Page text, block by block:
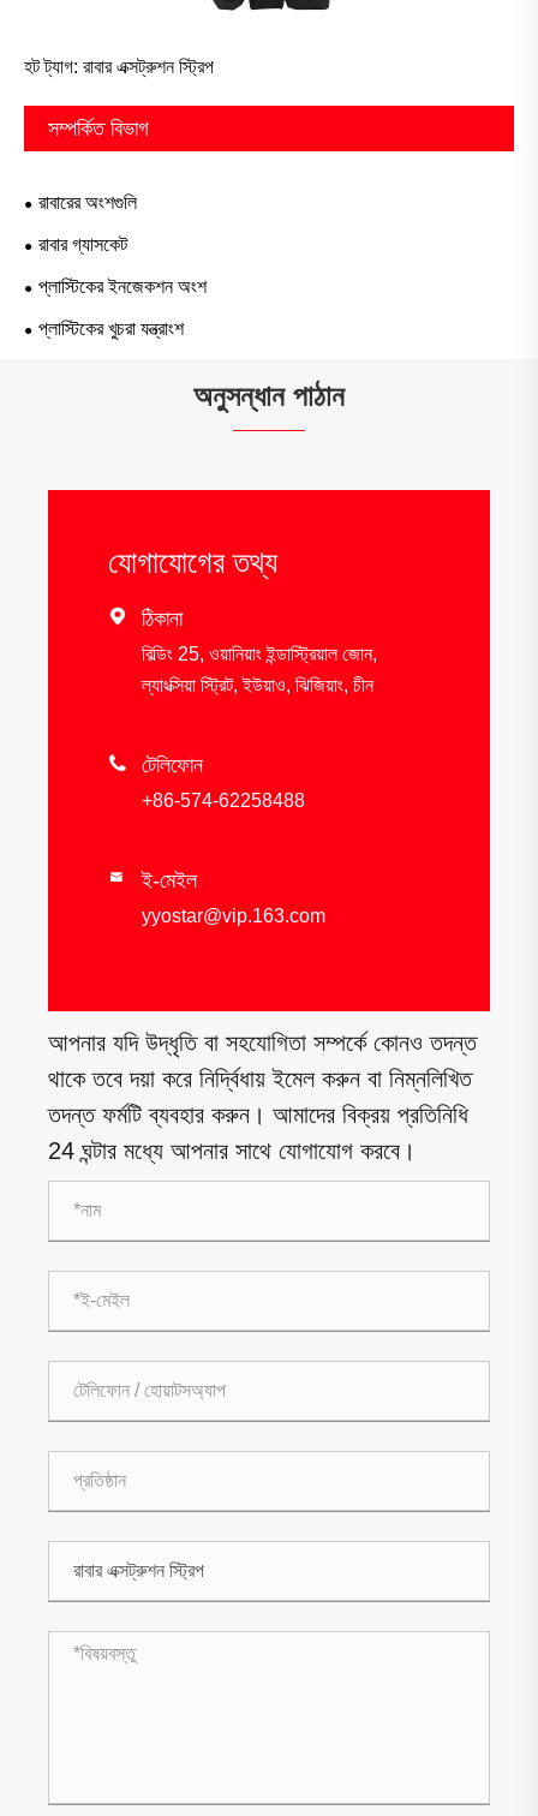
হট ট্যাগ: রাবার এক্সট্রুশন স্ট্রিপ
সম্পর্কিত বিভাগ
রাবারের অংশগুলি
রাবার গ্যাসকেট
প্লাস্টিকের ইনজেকশন অংশ
প্লাস্টিকের খুচরা যন্ত্রাংশ
অনুসন্ধান পাঠান
যোগাযোগের তথ্য
 ঠিকানা
বিল্ডিং 25, ওয়ানিয়াং ইন্ডাস্ট্রিয়াল জোন,
ল্যাংক্সিয়া স্ট্রিট, ইউয়াও, ঝিজিয়াং, চীন
 টেলিফোন
+86-574-62258488
 ই-মেইল
yyostar@vip.163.com
আপনার যদি উদ্ধৃতি বা সহযোগিতা সম্পর্কে কোনও তদন্ত
থাকে তবে দয়া করে নির্দ্বিধায় ইমেল করুন বা নিম্নলিখিত
তদন্ত ফর্মটি ব্যবহার করুন। আমাদের বিক্রয় প্রতিনিধি
24 ঘন্টার মধ্যে আপনার সাথে যোগাযোগ করবে।